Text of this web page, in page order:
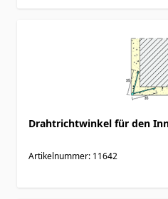
Drahtrichtwinkel für den
Artikelnummer: 11642